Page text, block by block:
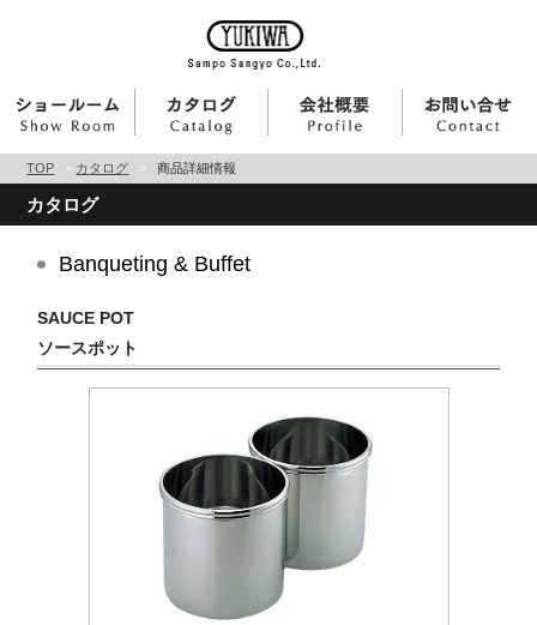
TOP > カタログ > 商品詳細情報
カタログ
Banqueting & Buffet
SAUCE POT
ソースポット